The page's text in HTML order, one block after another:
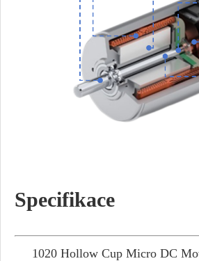
Specifikace
1020 Hollow Cup Micro DC